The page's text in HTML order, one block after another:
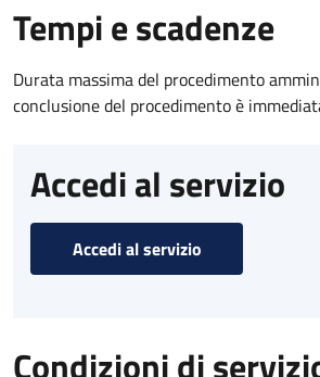
Tempi e scadenze
Durata massima del procedimento
conclusione del procedimento è
Accedi al servizio
Accedi al servizio
Condizioni di